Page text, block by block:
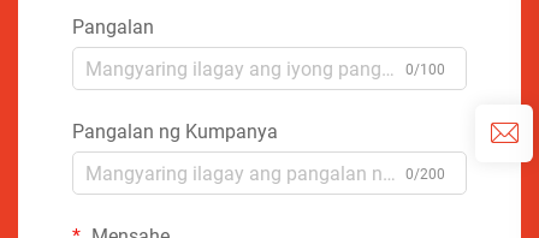
Pangalan
0/100
Pangalan ng Kumpanya
0/200